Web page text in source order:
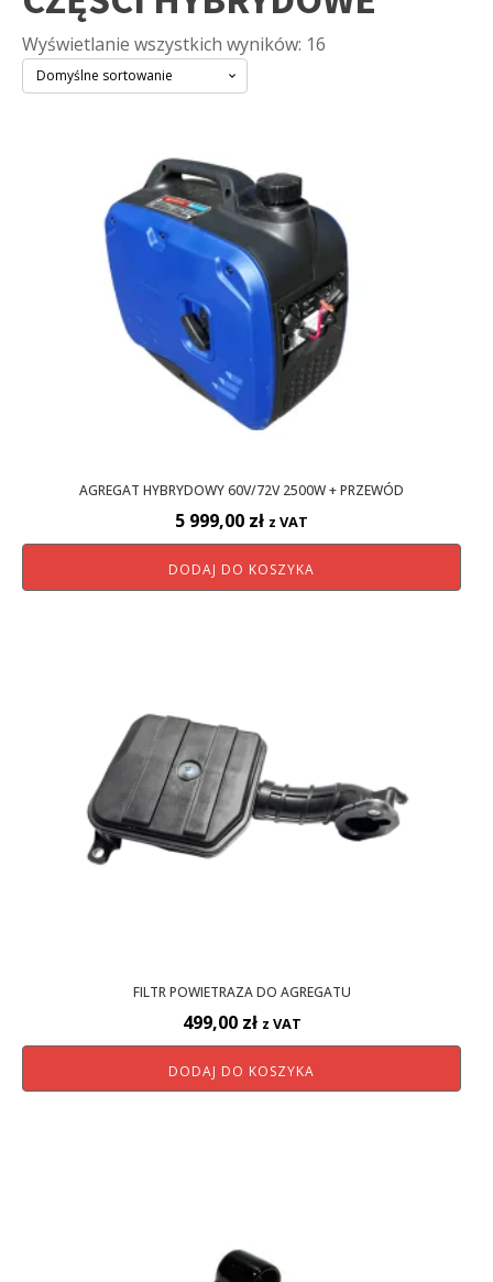
Wyświetlanie wszystkich wyników: 16
AGREGAT HYBRYDOWY 60V/72V 2500W + PRZEWÓD
5 999,00 zł z VAT
DODAJ DO KOSZYKA
FILTR POWIETRAZA DO AGREGATU
499,00 zł z VAT
DODAJ DO KOSZYKA